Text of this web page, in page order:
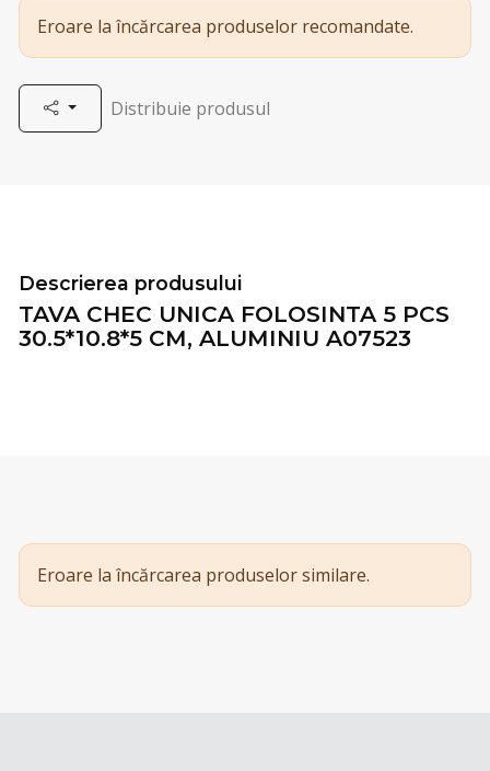
Eroare la încărcarea produselor recomandate.
Distribuie produsul
Descrierea produsului
TAVA CHEC UNICA FOLOSINTA 5 PCS
30.5*10.8*5 CM, ALUMINIU A07523
Eroare la încărcarea produselor similare.